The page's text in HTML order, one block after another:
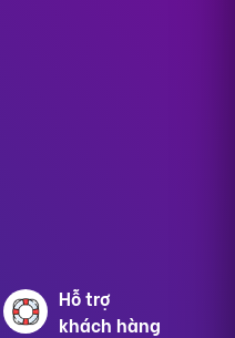
Hỗ trợ
khách hàng